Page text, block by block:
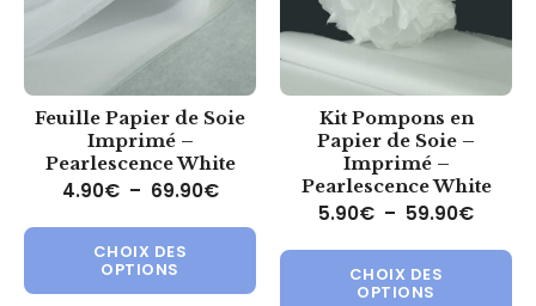
Feuille Papier de Soie
Imprimé –
Pearlescence White
4.90€ – 69.90€Plage de prix : 4.90€ à 69.90€
CHOIX DES
OPTIONS
Ce produit a plusieurs
Kit Pompons en
Papier de Soie –
Imprimé –
Pearlescence White
5.90€ – 59.90€Plage
CHOIX DES
OPTIONS